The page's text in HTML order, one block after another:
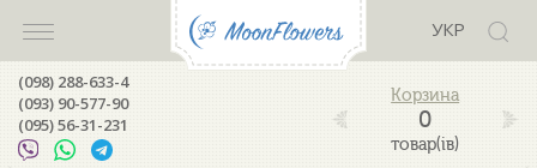
УКР
(098) 288-633-4
(093) 90-577-90
(095) 56-31-231
0
товар(ів)